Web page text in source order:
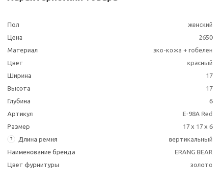
Пол
женский
Цена
2650
Материал
эко-кожа + гобелен
Цвет
красный
Ширина
17
Высота
17
Глубина
6
Артикул
E-98A Red
Размер
17 x 17 x 6
? Длина ремня
вертикальный
Наименование бренда
ERANG BEAR
Цвет фурнитуры
золото